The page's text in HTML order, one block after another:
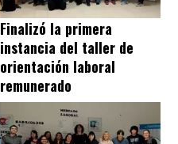
Finalizó la primera
instancia del taller de
orientación laboral
remunerado